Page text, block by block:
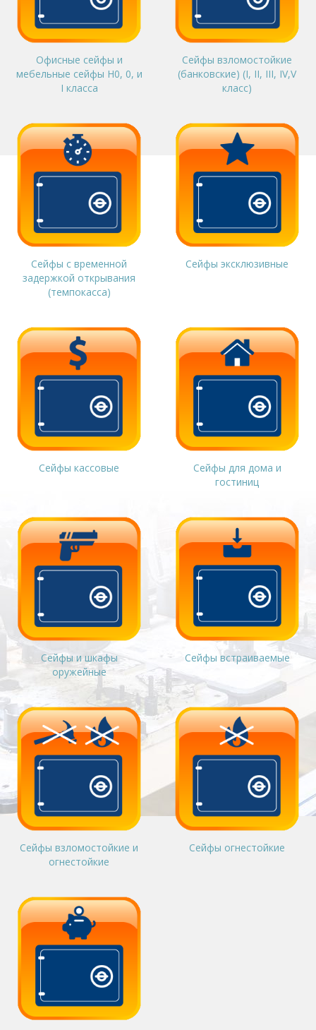
Офисные сейфы и
мебельные сейфы Н0, 0, и
I класса
Сейфы взломостойкие
(банковские) (I, II, III, IV,V
класс)
Сейфы с временной
задержкой открывания
(темпокасса)
Сейфы эксклюзивные
Сейфы кассовые
Сейфы для дома и
гостиниц
Сейфы и шкафы
оружейные
Сейфы встраиваемые
Сейфы взломостойкие и
огнестойкие
Сейфы огнестойкие